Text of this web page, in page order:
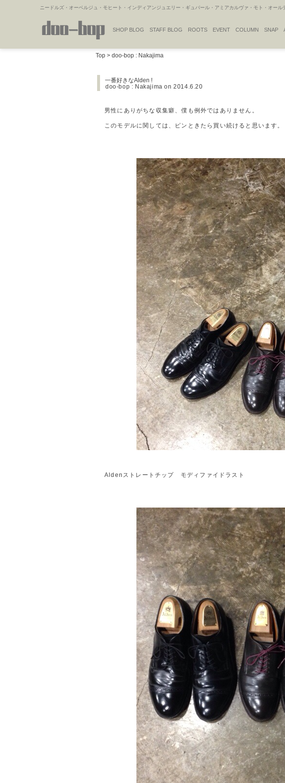
ニードルズ・オーベルジュ・モヒート・インディアンジュエリー・ギュパール・アミアカルヴァ・モト・オー
SHOP BLOG STAFF BLOG ROOTS EVENT COLUMN SNAP
Top > doo-bop : Nakajima
一番好きなAlden !
doo-bop : Nakajima on 2014.6.20
男性にありがちな収集癖、僕も例外ではありません。
このモデルに関しては、ピンときたら買い続けると思います。
Aldenストレートチップ モディファイドラスト